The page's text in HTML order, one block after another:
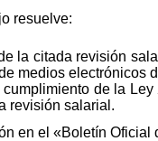
resuelve:
la citada revisión
medios
de la
revisión salarial.
en el «Boletín Oficial